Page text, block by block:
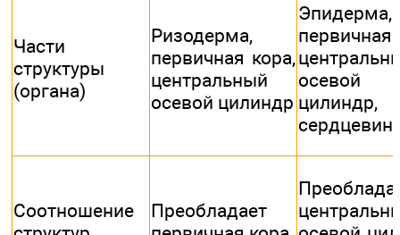
Части
структуры
(органа)
Ризодерма,
первичная кора,
центральный
осевой цилиндр
Эпидерма,
первичная
осевой
цилиндр,
Соотношение
Преобладает